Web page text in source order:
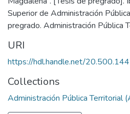
Superior de Administración
pregrado. Administración Pública
URI
https://hdl.handle.net/
Collections
Administración Pública Territorial